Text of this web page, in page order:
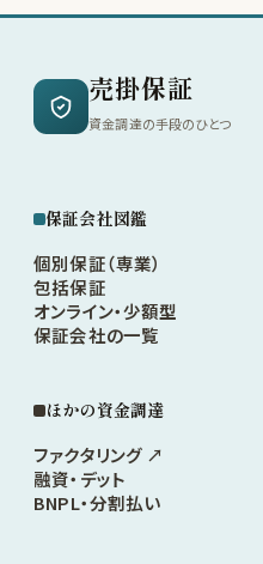
売掛保証
資金調達の手段のひとつ
保証会社図鑑
個別保証（専業）
包括保証
オンライン・少額型
保証会社の一覧
ほかの資金調達
ファクタリング ↗
融資・デット
BNPL・分割払い